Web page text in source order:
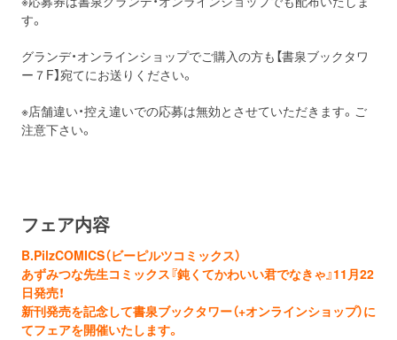
す。
グランデ・オンラインショップでご購入の方も【書泉ブックタワ
ー７F】宛てにお送りください。
※店舗違い・控え違いでの応募は無効とさせていただきます。ご
注意下さい。
フェア内容
B.PilzCOMICS（ビーピルツコミックス）
あずみつな先生コミックス『鈍くてかわいい君でなきゃ』11月22
日発売！
新刊発売を記念して書泉ブックタワー（+オンラインショップ）に
てフェアを開催いたします。